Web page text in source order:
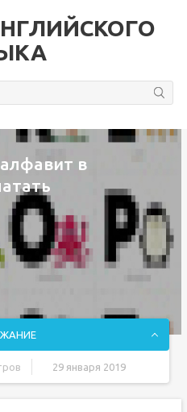
в
29 января 2019